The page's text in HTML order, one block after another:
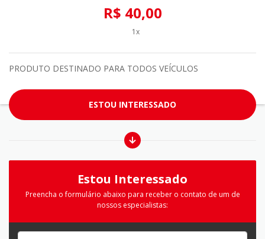
R$ 40,00
1x
PRODUTO DESTINADO PARA TODOS VEÍCULOS
ESTOU INTERESSADO
Estou Interessado
Preencha o formulário abaixo para receber o contato de um de
nossos especialistas: